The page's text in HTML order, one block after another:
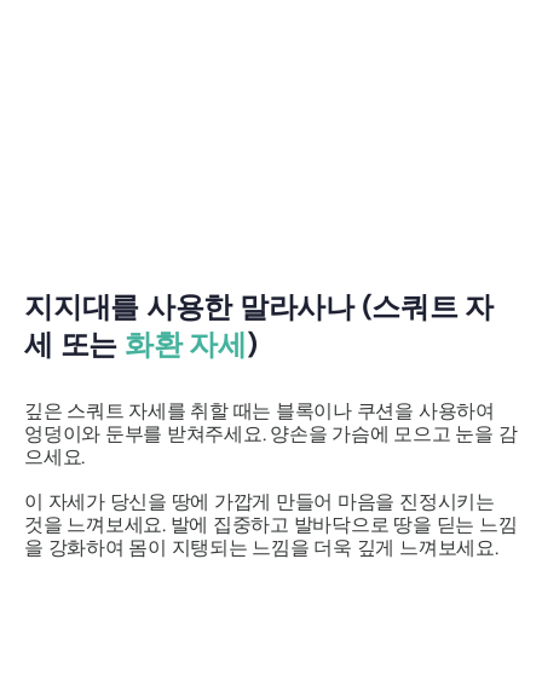
지지대를 사용한 말라사나(스쿼트 자
세 또는 화환 자세 )
깊은 스쿼트 자세를 취할 때는 블록이나 쿠션을 사용하여
엉덩이와 둔부를 받쳐주세요. 양손을 가슴에 모으고 눈을 감
으세요.
이 자세가 당신을 땅에 가깝게 만들어 마음을 진정시키는
것을 느껴보세요. 발에 집중하고 발바닥으로 땅을 딛는 느낌
을 강화하여 몸이 지탱되는 느낌을 더욱 깊게 느껴보세요.